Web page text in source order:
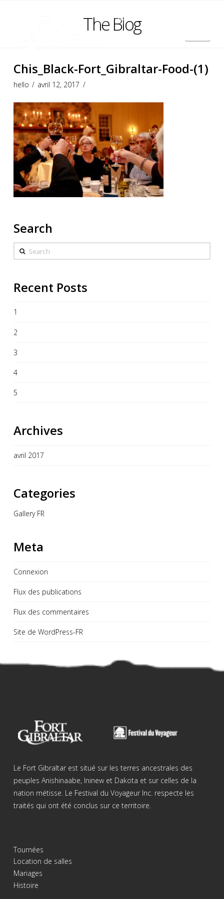
The Blog
Chis_Black-Fort_Gibraltar-Food-(1)
hello avril 12, 2017
Search
Search
Recent Posts
1
2
3
4
5
Archives
avril 2017
Categories
Gallery FR
Meta
Connexion
Flux des publications
Flux des commentaires
Site de WordPress-FR
Le Fort Gibraltar est situé sur les terres ancestrales des
peuples Anishinaabe, Ininew et Dakota et sur celles de la
nation métisse. Le Festival du Voyageur Inc. respecte les
traités qui ont été conclus sur ce territoire.
Tournées
Location de salles
Mariages
Histoire